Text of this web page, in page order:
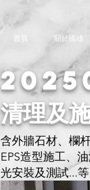
首頁 關於國雄
清理及
含外牆石材、欄
EPS造型施工、
光安裝及測試...等